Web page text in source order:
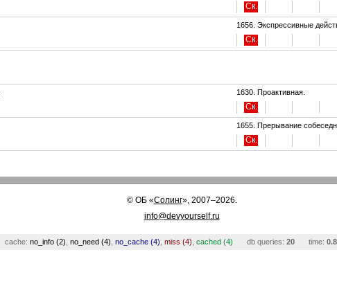
Ск.
1656. Экспрессивные
Ск.
1630. Проактивная.
Ск.
1655. Прерывание
Ск.
©ОБ «Солинг», 2007–2026.
info@devyourself.ru
cache: no_info (2) no_need (4) no_cache (4) miss (4) cached (4) db queries: 20 time: